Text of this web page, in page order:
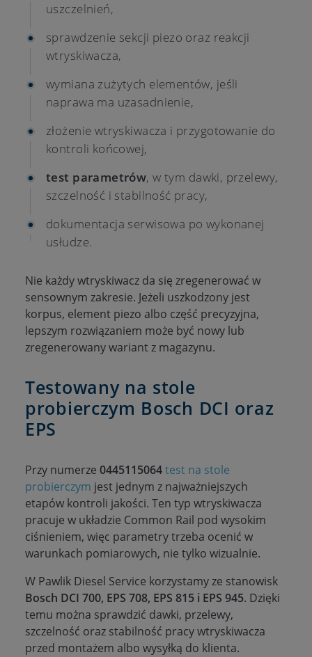
uszczelnień,
sprawdzenie sekcji piezo oraz reakcji
wtryskiwacza,
wymiana zużytych elementów, jeśli
naprawa ma uzasadnienie,
złożenie wtryskiwacza i przygotowanie do
kontroli końcowej,
test parametrów, w tym dawki, przelewy,
szczelność i stabilność pracy,
dokumentacja serwisowa po wykonanej
usłudze.
Nie każdy wtryskiwacz da się zregenerować w
sensownym zakresie. Jeżeli uszkodzony jest
korpus, element piezo albo część precyzyjna,
lepszym rozwiązaniem może być nowy lub
zregenerowany wariant z magazynu.
Testowany na stole
probierczym Bosch DCI oraz
EPS
Przy numerze 0445115064test na stole
probierczym jest jednym z najważniejszych
etapów kontroli jakości. Ten typ wtryskiwacza
pracuje w układzie Common Rail pod wysokim
ciśnieniem, więc parametry trzeba ocenić w
warunkach pomiarowych, nie tylko wizualnie.
W Pawlik Diesel Service korzystamy ze stanowisk
Bosch DCI 700, EPS 708, EPS 815 i EPS 945. Dzięki
temu można sprawdzić dawki, przelewy,
szczelność oraz stabilność pracy wtryskiwacza
przed montażem albo wysyłką do klienta.